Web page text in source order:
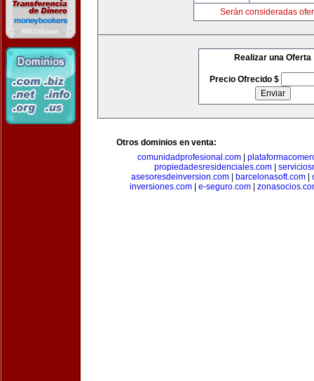
Serán consideradas
Realizar una Oferta
Precio Ofrecido $
Otros dominios en venta:
comunidadprofesional.com|
propiedadesresidenciales.com
asesoresdeinversion.com
barcelonasoft.com
inversiones.com
e-seguro.com